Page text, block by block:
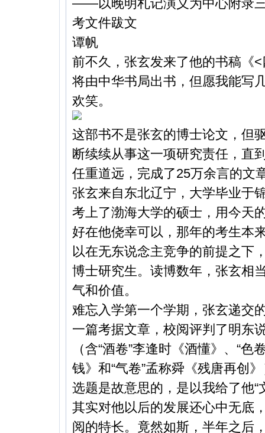
——以晚明札记演义为中心附录
考文件跋文
谭帆
前不久，张玄发来了他的书稿《
将由中华书局出书，但愿我能写
欢笑。
这部书不是张玄的博士论文，但
断续续从事这一项研究责任，直
任重道远，完成了25万余言的文
张玄来自东北辽宁，大学毕业于
考上了渤海大学的硕士，用今天
好在他侥幸可以，那年的考生本
以在无东说念主竞争的前提之下
博士研究生。读博数年，张玄相
气和价值。
难忘入学第一个学期，张玄递交
一篇考据文章，校阅评判了明东
（含“酒卷”李逢时《酒懂》、“
钱》和“气卷”孟称舜《残唐再创
选题是故意思的，是以我给了他
其实对他以后的发展还心中无底
阅的特长。竟然如斯，半年之后